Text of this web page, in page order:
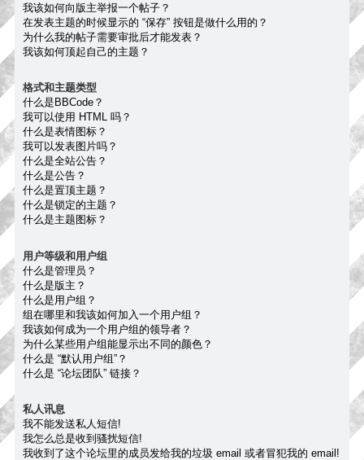
我该如何向版主举报一个帖子？
在发表主题的时候显示的 “保存” 按钮是做什么用的？
为什么我的帖子需要审批后才能发表？
我该如何顶起自己的主题？
格式和主题类型
什么是BBCode？
我可以使用 HTML 吗？
什么是表情图标？
我可以发表图片吗？
什么是全站公告？
什么是公告？
什么是置顶主题？
什么是锁定的主题？
什么是主题图标？
用户等级和用户组
什么是管理员？
什么是版主？
什么是用户组？
组在哪里和我该如何加入一个用户组？
我该如何成为一个用户组的领导者？
为什么某些用户组能显示出不同的颜色？
什么是 “默认用户组”？
什么是 “论坛团队” 链接？
私人讯息
我不能发送私人短信!
我怎么总是收到骚扰短信!
我收到了这个论坛里的成员发给我的垃圾 email 或者冒犯我的 email!